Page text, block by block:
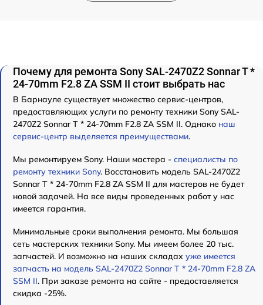
Почему для ремонта Sony SAL-2470Z2 Sonnar T *
24-70mm F2.8 ZA SSM II стоит выбрать нас
В Барнауле существует множество сервис-центров,
предоставляющих услуги по ремонту техники Sony SAL-
2470Z2 Sonnar T * 24-70mm F2.8 ZA SSM II. Однако наш
сервис-центр выделяется преимуществами.
Мы ремонтируем Sony. Наши мастера - специалисты по
ремонту техники Sony. Восстановить модель SAL-2470Z2
Sonnar T * 24-70mm F2.8 ZA SSM II для мастеров не будет
новой задачей. На все виды проведенных работ у нас
имеется гарантия.
Минимальные сроки выполнения ремонта. Мы большая
сеть мастерских техники Sony. Мы имеем более 20 тыс.
запчастей. И возможно на наших складах уже имеется
запчасть на модель SAL-2470Z2 Sonnar T * 24-70mm F2.8 ZA
SSM II. При заказе ремонта на сайте - предоставляется
скидка -25%.